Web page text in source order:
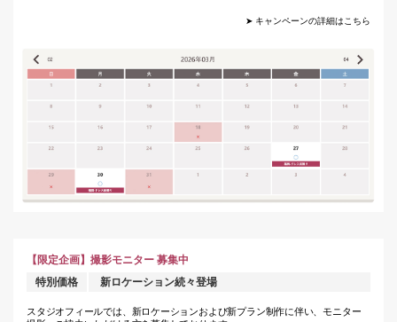
➤ キャンペーンの詳細はこちら
【限定企画】撮影モニター 募集中
特別価格
新ロケーション続々登場
スタジオフィールでは、新ロケーションおよび新プラン制作に伴い、モニター